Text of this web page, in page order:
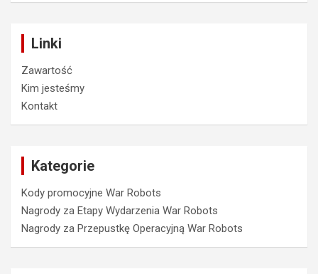
Linki
Zawartość
Kim jesteśmy
Kontakt
Kategorie
Kody promocyjne War Robots
Nagrody za Etapy Wydarzenia War Robots
Nagrody za Przepustkę Operacyjną War Robots